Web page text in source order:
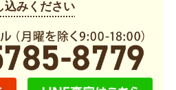
込みください